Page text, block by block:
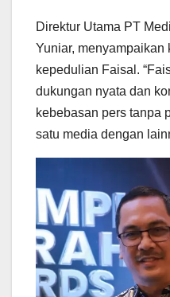
Direktur Utama PT
Yuniar,
kepedulian Faisal.
dukungan nyata dan
kebebasan pers tanpa
satu media dengan